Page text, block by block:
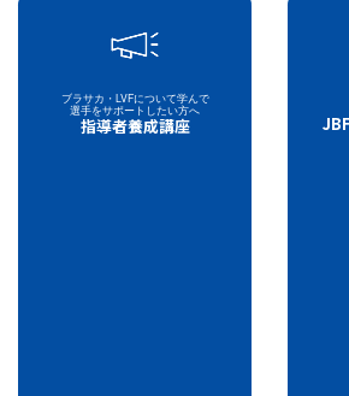
ブラサカ・LVFについて学んで
選手をサポートしたい方へ
指導者養成講座